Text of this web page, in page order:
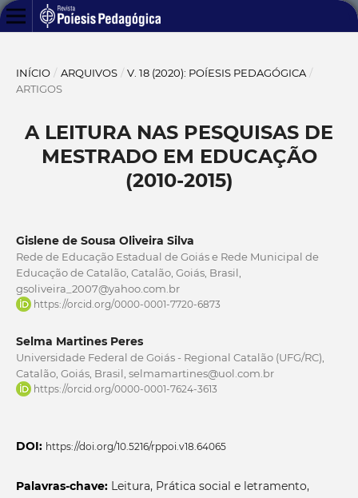
INÍCIO / ARQUIVOS / V. 18 (2020): POÍESIS PEDAGÓGICA /
ARTIGOS
A LEITURA NAS PESQUISAS DE
MESTRADO EM EDUCAÇÃO
(2010-2015)
Gislene de Sousa Oliveira Silva
Rede de Educação Estadual de Goiás e Rede Municipal de
Educação de Catalão, Catalão, Goiás, Brasil,
gsoliveira_2007@yahoo.com.br
https://orcid.org/0000-0001-7720-6873
Selma Martines Peres
Universidade Federal de Goiás - Regional Catalão (UFG/RC),
Catalão, Goiás, Brasil, selmamartines@uol.com.br
https://orcid.org/0000-0001-7624-3613
DOI: https://doi.org/10.5216/rppoi.v18.64065
Palavras-chave: Leitura, Prática social e letramento,